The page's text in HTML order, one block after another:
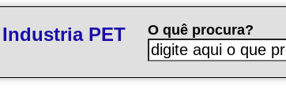
PET O quê procura?